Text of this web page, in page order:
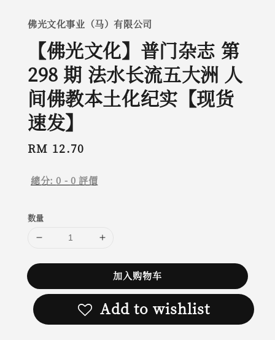
佛光文化事业（马）有限公司
【佛光文化】普门杂志 第
298 期 法水长流五大洲 人
间佛教本土化纪实【现货
速发】
Regular
RM 12.70
總分:0 - 0 評價
数量
加入购物车
Add to wishlist